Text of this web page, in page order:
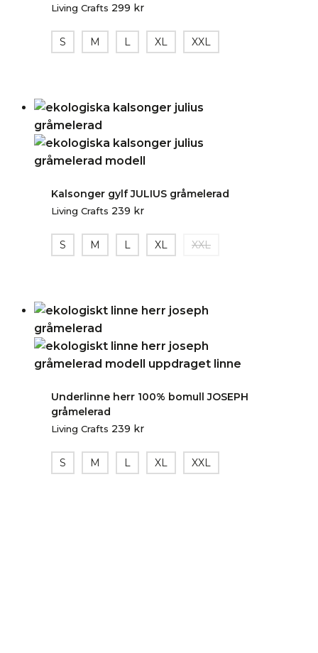
Living Crafts 299 kr
S M L XL XXL
Kalsonger gylf JULIUS gråmelerad
Living Crafts 239 kr
S M L XL XXL
Underlinne herr 100% bomull JOSEPH
gråmelerad
Living Crafts 239 kr
S M L XL XXL